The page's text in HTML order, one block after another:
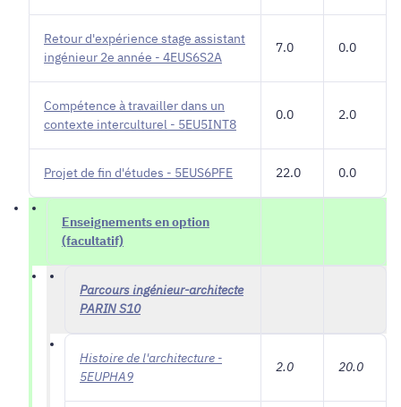
Retour d'expérience stage assistant
ingénieur 2e année - 4EUS6S2A
7.0 0.0
Compétence à travailler dans un
contexte interculturel - 5EU5INT8
0.0 2.0
Projet de fin d'études - 5EUS6PFE 22.0 0.0
Enseignements en option
(facultatif)
Parcours ingénieur-architecte
PARIN S10
Histoire de l'architecture -
5EUPHA9
2.0 20.0